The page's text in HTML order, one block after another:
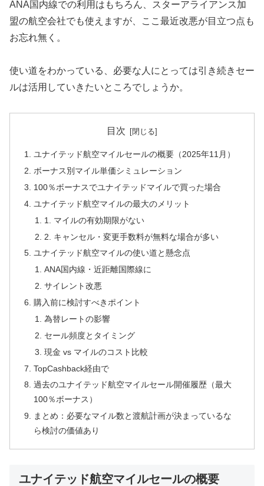
ANA国内線での利用はもちろん、スターアライアンス加
盟の航空会社でも使えますが、ここ最近改悪が目立つ点も
お忘れ無く。
使い道をわかっている、必要な人にとっては引き続きセー
ルは活用していきたいところでしょうか。
目次
ユナイテッド航空マイルセールの概要（2025年11月）
ボーナス別マイル単価シミュレーション
100％ボーナスでユナイテッドマイルで買った場合
ユナイテッド航空マイルの最大のメリット
1. マイルの有効期限がない
2. キャンセル・変更手数料が無料な場合が多い
ユナイテッド航空マイルの使い道と懸念点
ANA国内線・近距離国際線に
サイレント改悪
購入前に検討すべきポイント
為替レートの影響
セール頻度とタイミング
現金 vs マイルのコスト比較
TopCashback経由で
過去のユナイテッド航空マイルセール開催履歴（最大
100％ボーナス）
まとめ：必要なマイル数と渡航計画が決まっているな
ら検討の価値あり
ユナイテッド航空マイルセールの概要